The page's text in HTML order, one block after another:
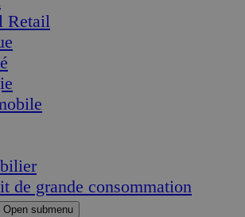
Retail
de grande consommation
Open submenu